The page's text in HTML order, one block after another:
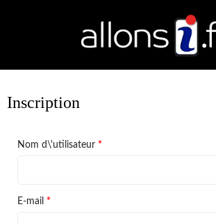
Inscription
Nom d\'utilisateur *
E-mail *